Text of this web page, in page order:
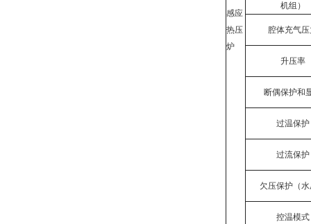
感应
热压
炉
机组）
腔体充气压
升压率
断偶保护和
过温保护
过流保护
欠压保护（
控温模式